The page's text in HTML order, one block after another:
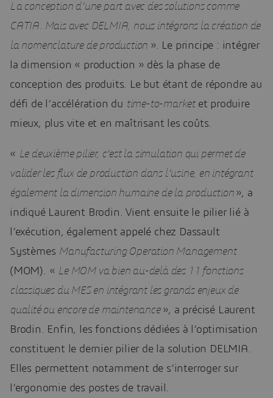
La conception d’une part avec des solutions comme
CATIA. Mais avec DELMIA, nous intégrons la création de
la nomenclature de production ». Le principe : intégrer
la dimension « production » dès la phase de
conception des produits. Le but étant de répondre au
défi de l’accélération du time-to-marketet produire
mieux, plus vite et en maîtrisant les coûts.
« Le deuxième pilier, c’est la simulation qui permet de
valider les flux de production dans l’usine, en intégrant
également la dimension humaine de la production », a
indiqué Laurent Brodin. Vient ensuite le pilier lié à
l’exécution, également appelé chez Dassault
Systèmes Manufacturing Operation Management
(MOM). « Le MOM va bien au-delà des 11 fonctions
classiques du MES en intégrant les grands enjeux de
qualité ou encore de maintenance», a précisé Laurent
Brodin. Enfin, les fonctions dédiées à l’optimisation
constituent le dernier pilier de la solution DELMIA.
Elles permettent notamment de s’interroger sur
l’ergonomie des postes de travail.